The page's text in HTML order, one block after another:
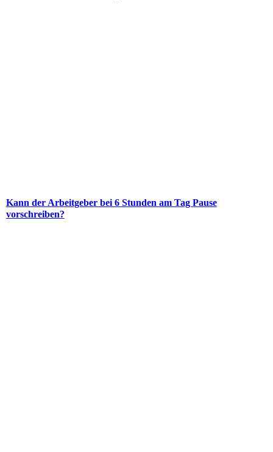
Kann der Arbeitgeber bei 6 Stunden am Tag Pause
vorschreiben?